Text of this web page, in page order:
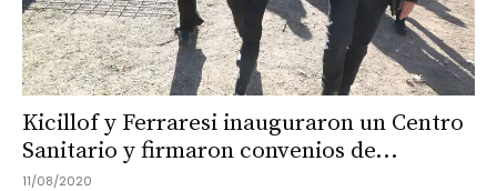
Kicillof y Ferraresi inauguraron un Centro
Sanitario y firmaron convenios de...
11/08/2020